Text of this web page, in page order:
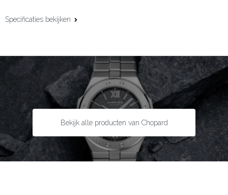
Specificaties bekijken
Automaat
Gangreserve:
42 uur
Complicaties:
Datumfunctie
Kastmateriaal:
Staal met 18 karaat roségoud
Lunette:
Type sluiting:
Gespsluiting
Garantie:
2 jaar
Bekijk alle producten van Chopard